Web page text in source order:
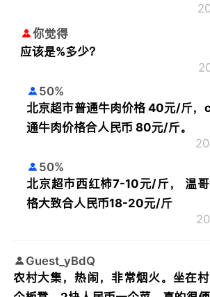
你觉得
应该是%多少？
50%
北京超市普通牛肉价格 40元/斤
通牛肉价格合人民币 80元/斤。
50%
北京超市西红柿7-10元/斤， 温
格大致合人民币18-20元/斤
Guest_yBdQ
农村大集，热闹，非常烟火。坐在